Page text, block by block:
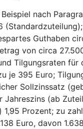
nach
Guthaben
von circa
Tilgungsraten für
je 395 Euro;
Sollzinssatz
Jahreszins (ab
1,95 Prozent; zu
Euro, davon